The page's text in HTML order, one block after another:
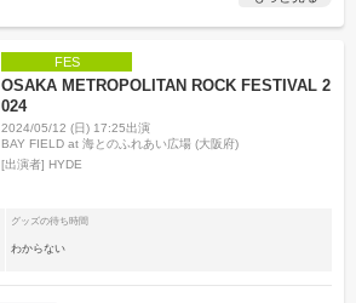
FES
OSAKA METROPOLITAN ROCK FESTIVAL 2
024
2024/05/12 (日) 17:25出演
BAY FIELD at 海とのふれあい広場 (大阪府)
[出演者] HYDE
グッズの待ち時間
わからない